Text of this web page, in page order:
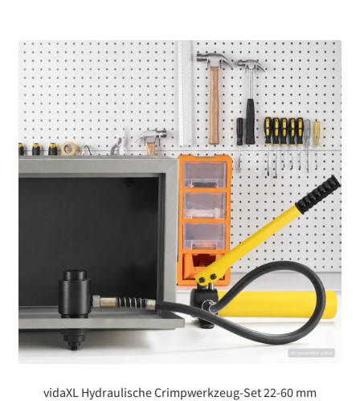
vidaXL Hydraulische Crimpwerkzeug-Set 22-60 mm